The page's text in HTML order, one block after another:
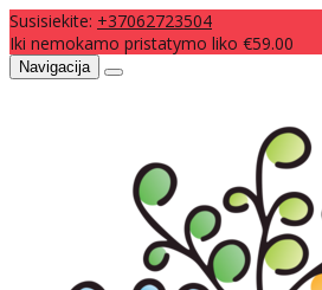
Susisiekite: +37062723504
Iki nemokamo pristatymo liko €59.00
Navigacija